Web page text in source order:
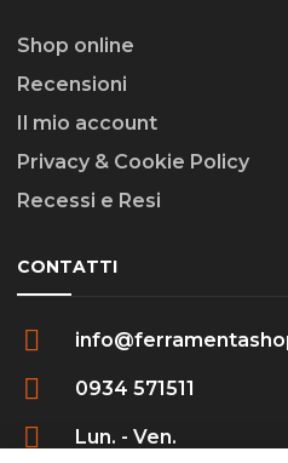
Shop online
Recensioni
Il mio account
Privacy & Cookie Policy
Recessi e Resi
CONTATTI
0934 571511
Lun. - Ven.